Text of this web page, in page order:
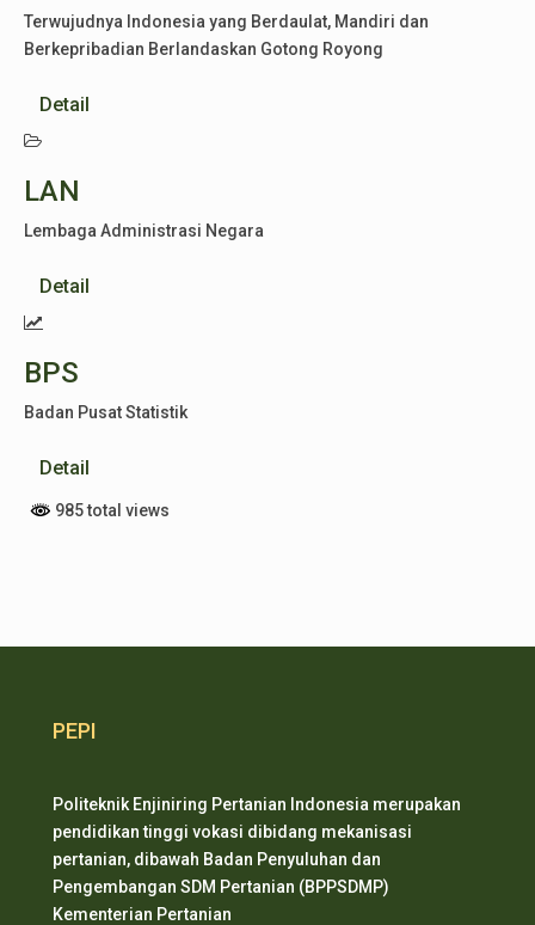
Terwujudnya Indonesia yang Berdaulat, Mandiri dan
Berkepribadian Berlandaskan Gotong Royong
Detail
LAN
Lembaga Administrasi Negara
Detail
BPS
Badan Pusat Statistik
Detail
985 total views
PEPI
Politeknik Enjiniring Pertanian Indonesia merupakan
pendidikan tinggi vokasi dibidang mekanisasi
pertanian, dibawah Badan Penyuluhan dan
Pengembangan SDM Pertanian (BPPSDMP)
Kementerian Pertanian